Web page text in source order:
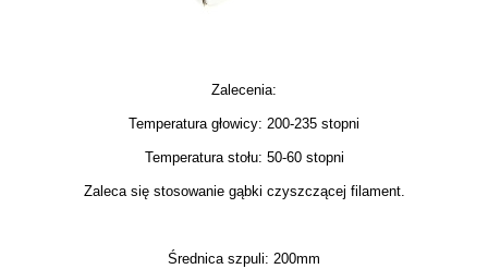
Zalecenia:
Temperatura głowicy: 200-235 stopni
Temperatura stołu: 50-60 stopni
Zaleca się stosowanie gąbki czyszczącej filament.
Średnica szpuli: 200mm